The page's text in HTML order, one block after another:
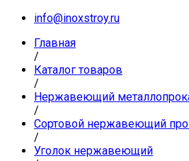
info@inoxstroy.ru
Главная
/
Каталог товаров
/
Нержавеющий
/
Сортовой нержавеющий
/
Уголок нержавеющий